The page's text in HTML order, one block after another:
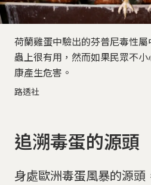
荷蘭雞蛋中驗出的芬普尼毒性
蟲上很有用，然而如果民眾不
康產生危害。
路透社
追溯毒蛋的源頭
身處歐洲毒蛋風暴的源頭